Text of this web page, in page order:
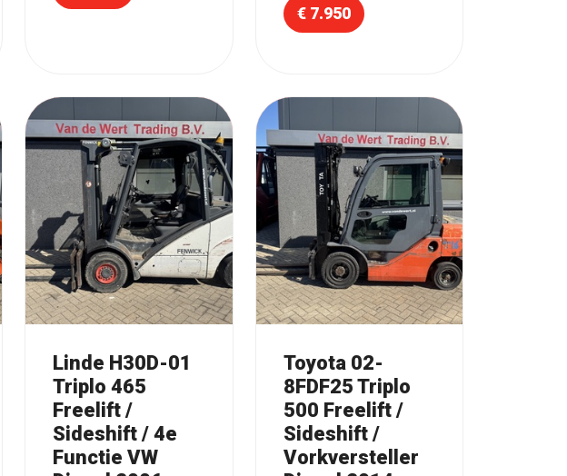
€ 7.950
Linde H30D-01
Triplo 465
Freelift /
Sideshift / 4e
Functie VW
Toyota 02-
8FDF25 Triplo
500 Freelift /
Sideshift /
Vorkversteller